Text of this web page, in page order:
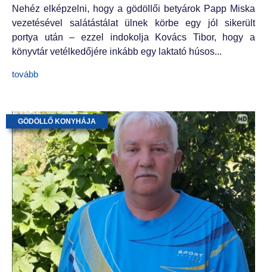
Nehéz elképzelni, hogy a gödöllői betyárok Papp Miska
vezetésével salátástálat ülnek körbe egy jól sikerült
portya után – ezzel indokolja Kovács Tibor, hogy a
könyvtár vetélkedőjére inkább egy laktató húsos...
tovább
GÖDÖLLŐ KONYHÁJA